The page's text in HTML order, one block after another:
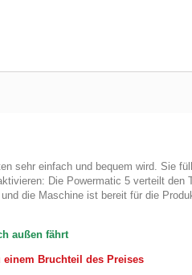
sehr einfach und bequem wird. Sie
Die Powermatic 5 verteilt den
die Maschine ist bereit für die
außen fährt
einem Bruchteil des Preises